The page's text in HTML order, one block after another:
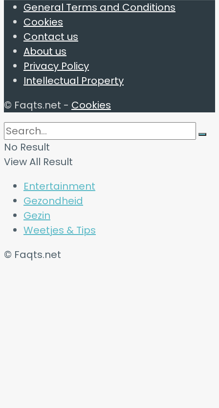
General Terms and Conditions
Cookies
Contact us
About us
Privacy Policy
Intellectual Property
© Faqts.net - Cookies
No Result
View All Result
Entertainment
Gezondheid
Gezin
Weetjes & Tips
© Faqts.net